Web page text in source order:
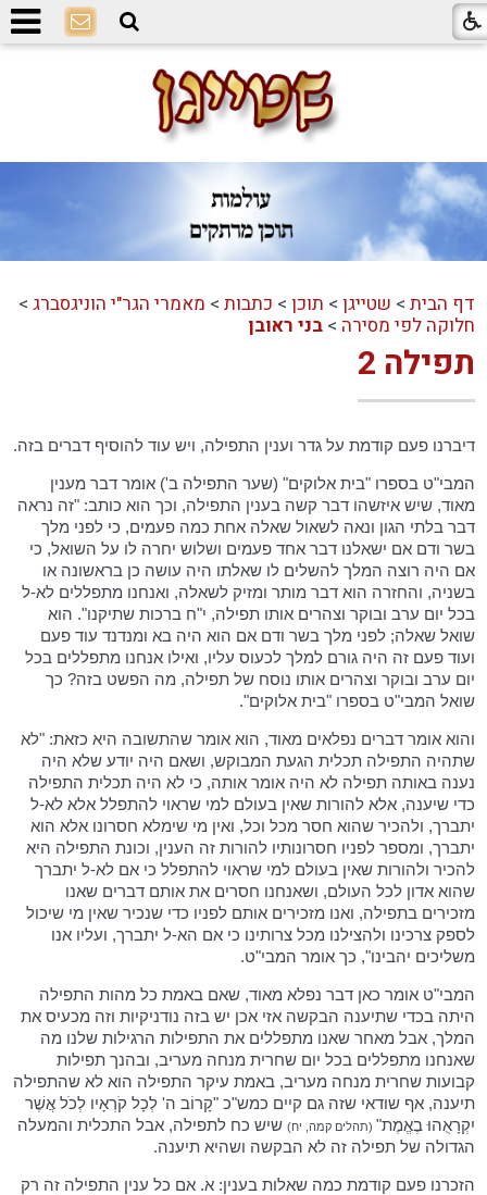
דף הבית > שטייגן > תוכן > כתבות > מאמרי הגר"י הוניגסברג >
חלוקה לפי מסירה >בני ראובן
תפילה 2
דיברנו פעם קודמת על גדר וענין התפילה, ויש עוד להוסיף דברים בזה.
המבי"ט בספרו "בית אלוקים" (שער התפילה ב') אומר דבר מענין
מאוד, שיש איזשהו דבר קשה בענין התפילה, וכך הוא כותב: "זה נראה
דבר בלתי הגון ונאה לשאול שאלה אחת כמה פעמים, כי לפני מלך
בשר ודם אם ישאלנו דבר אחד פעמים ושלוש יחרה לו על השואל, כי
אם היה רוצה המלך להשלים לו שאלתו היה עושה כן בראשונה או
בשניה, והחזרה הוא דבר מותר ומזיק לשאלה, ואנחנו מתפללים לא-ל
בכל יום ערב ובוקר וצהרים אותו תפילה, י"ח ברכות שתיקנו". הוא
שואל שאלה; לפני מלך בשר ודם אם הוא היה בא ומנדנד עוד פעם
ועוד פעם זה היה גורם למלך לכעוס עליו, ואילו אנחנו מתפללים בכל
יום ערב ובוקר וצהרים אותו נוסח של תפילה, מה הפשט בזה? כך
שואל המבי"ט בספרו "בית אלוקים".
והוא אומר דברים נפלאים מאוד, הוא אומר שהתשובה היא כזאת: "לא
שתהיה התפילה תכלית הגעת המבוקש, ושאם היה יודע שלא היה
נענה באותה תפילה לא היה אומר אותה, כי לא היה תכלית התפילה
כדי שיענה, אלא להורות שאין בעולם למי שראוי להתפלל אלא לא-ל
יתברך, ולהכיר שהוא חסר מכל וכל, ואין מי שימלא חסרונו אלא הוא
יתברך, ומספר לפניו חסרונותיו להורות זה הענין, וכונת התפילה היא
להכיר ולהורות שאין בעולם למי שראוי להתפלל כי אם לא-ל יתברך
שהוא אדון לכל העולם, ושאנחנו חסרים את אותם דברים שאנו
מזכירים בתפילה, ואנו מזכירים אותם לפניו כדי שנכיר שאין מי שיכול
לספק צרכינו ולהצילנו מכל צרותינו כי אם הא-ל יתברך, ועליו אנו
משליכים יהבינו", כך אומר המבי"ט.
המבי"ט אומר כאן דבר נפלא מאוד, שאם באמת כל מהות התפילה
היתה בכדי שתיענה הבקשה אזי אכן יש בזה נודניקיות וזה מכעיס את
המלך, אבל מאחר שאנו מתפללים את התפילות הרגילות שלנו מה
שאנחנו מתפללים בכל יום שחרית מנחה מעריב, ובהנך תפילות
קבועות שחרית מנחה מעריב, באמת עיקר התפילה הוא לא שהתפילה
תיענה, אף שודאי שזה גם קיים כמש"כ "קָרוֹב ה' לְכָל קֹרְאָיו לְכֹל אֲשֶׁר
יִקְרָאֻהוּ בֶאֱמֶת" (תהלים קמה, יח) שיש כח לתפילה, אבל התכלית והמעלה
הגדולה של תפילה זה לא הבקשה ושהיא תיענה.
הזכרנו פעם קודמת כמה שאלות בענין: א. אם כל ענין התפילה זה רק